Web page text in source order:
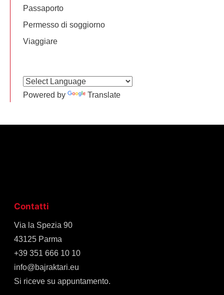
Passaporto
Permesso di soggiorno
Viaggiare
Powered by Translate
Contatti
Via la Spezia 90
43125 Parma
+39 351 666 10 10
info@bajraktari.eu
Si riceve su appuntamento.